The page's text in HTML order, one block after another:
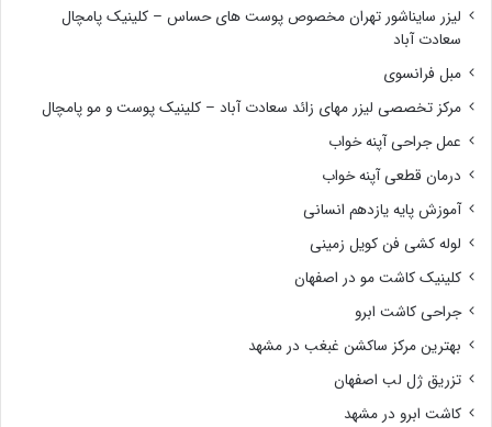
لیزر سایناشور تهران مخصوص پوست های حساس – کلینیک پامچال
سعادت آباد
مبل فرانسوی
مرکز تخصصی لیزر مهای زائد سعادت آباد – کلینیک پوست و مو پامچال
عمل جراحی آپنه خواب
درمان قطعی آپنه خواب
آموزش پایه یازدهم انسانی
لوله کشی فن کویل زمینی
کلینیک کاشت مو در اصفهان
جراحی کاشت ابرو
بهترین مرکز ساکشن غبغب در مشهد
تزریق ژل لب اصفهان
کاشت ابرو در مشهد